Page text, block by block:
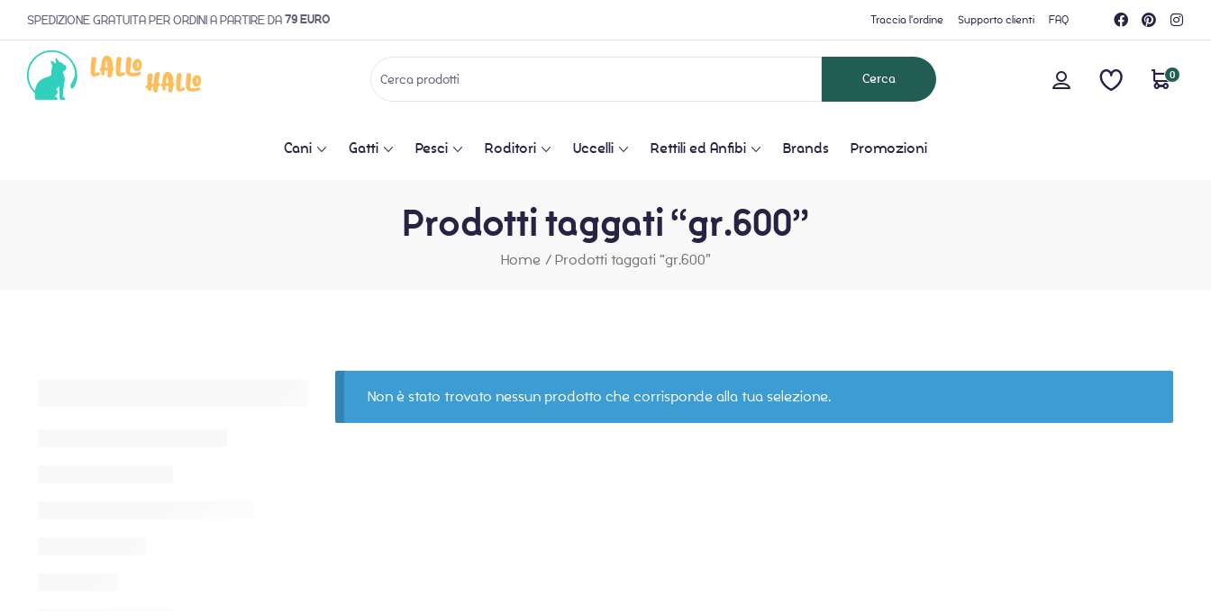
SPEDIZIONE GRATUITA PER ORDINI A PARTIRE DA79 EURO Traccia l'ordine Supporto clienti FAQ
0
Cani Gatti Pesci Roditori Uccelli Rettili ed Anfibi Brands Promozioni
Prodotti taggati “gr.600”
Home / Prodotti taggati “gr.600”
Non è stato trovato nessun prodotto che corrisponde alla tua selezione.